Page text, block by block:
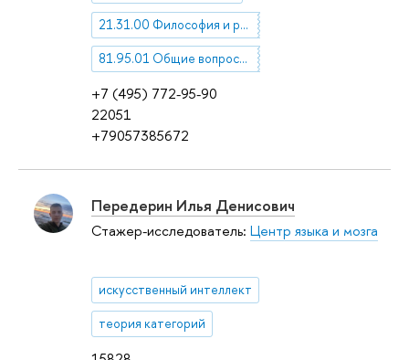
+7 (495) 772-95-90
22051
+79057385672
21.31.00 Философия и религия
81.95.01 Общие вопросы технической эстетики, художественного конструирования, дизайна
Передерин Илья Денисович
Стажер-исследователь: Центр языка и мозга
искусственный интеллект
теория категорий